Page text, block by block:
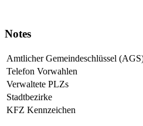
Notes
Amtlicher Gemeindeschlüssel
Telefon Vorwahlen
Verwaltete PLZs
Stadtbezirke
KFZ Kennzeichen